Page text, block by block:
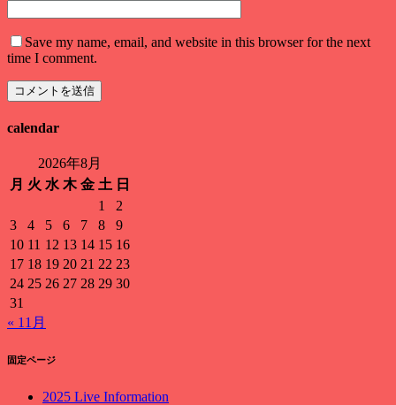
Save my name, email, and website in this browser for the next
time I comment.
calendar
2026年8月
月 火 水 木 金 土 日
1
2
3
4 5 6 7 8
9
10 11 12 13 14 15 16
17 18 19 20 21 22 23
24 25 26 27 28 29 30
31
« 11月
固定ページ
2025 Live Information